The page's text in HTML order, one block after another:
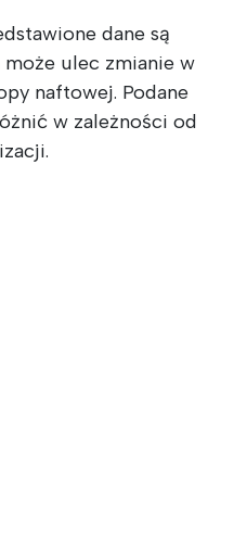
dane są
ulec zmianie w
naftowej. Podane
w zależności od